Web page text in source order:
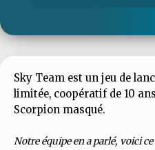
Sky Team est un jeu de
limitée, coopératif de 10
Scorpion masqué.
Notre équipe en a parlé, voici